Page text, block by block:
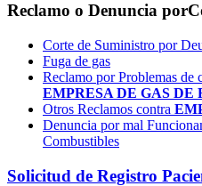
Reclamo o Denuncia por
Corte de Suministro por
Fuga de gas
Reclamo por Problemas de
EMPRESA DE GAS DE
Otros Reclamos contra
Denuncia por mal
Combustibles
Solicitud de Registro